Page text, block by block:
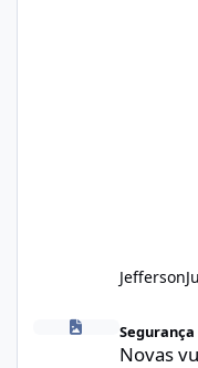
Jefferson
Segurança
Novas